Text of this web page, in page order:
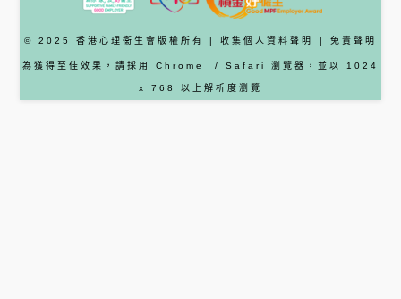
© 2025 香港心理衞生會版權所有 | 收集個人資料聲明 | 免責聲明
為獲得至佳效果，請採用 Chrome / Safari 瀏覽器 ，並以 1024
x 768 以上解析度瀏覽